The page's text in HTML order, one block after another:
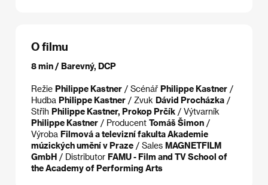
O filmu
8 min / Barevný, DCP
Režie Philippe Kastner / Scénář Philippe Kastner /
Hudba Philippe Kastner / Zvuk Dávid Procházka /
Střih Philippe Kastner, Prokop Prčík / Výtvarník
Philippe Kastner / Producent Tomáš Šimon /
Výroba Filmová a televizní fakulta Akademie
múzických umění v Praze / Sales MAGNETFILM
GmbH / Distributor FAMU - Film and TV School of
the Academy of Performing Arts